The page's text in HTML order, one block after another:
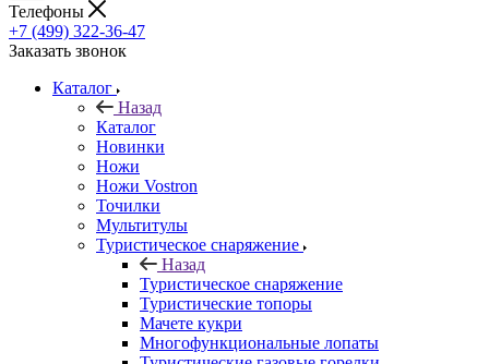
Телефоны
+7 (499) 322-36-47
Заказать звонок
Каталог
Назад
Каталог
Новинки
Ножи
Ножи Vostron
Точилки
Мультитулы
Туристическое снаряжение
Назад
Туристическое снаряжение
Туристические топоры
Мачете кукри
Многофункциональные лопаты